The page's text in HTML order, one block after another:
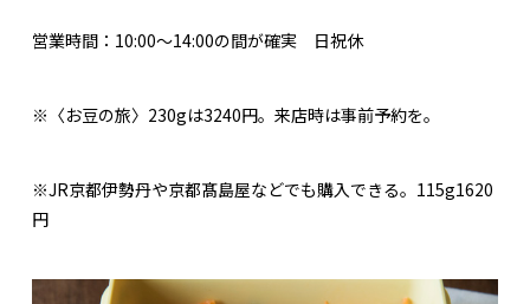
営業時間：10:00～14:00の間が確実 日祝休
※〈お豆の旅〉230gは3240円。来店時は事前予約を。
※JR京都伊勢丹や京都髙島屋などでも購入できる。115g1620
円